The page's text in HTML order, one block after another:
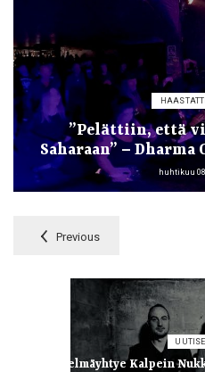
Previous
”Pelättiin, että
Saharaan” – Dharma
huhtikuu
Iskelmäyhtye Kalpein